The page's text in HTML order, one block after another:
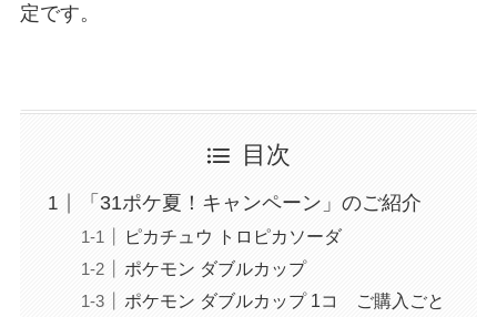
定です。
目次
「31ポケ夏！キャンペーン」のご紹介
ピカチュウ トロピカソーダ
ポケモン ダブルカップ
ポケモン ダブルカップ 1コ ご購入ごと